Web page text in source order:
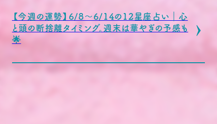
【今週の運勢】6/8〜6/14の12星座占い｜心
と頭の断捨離タイミング。週末は華やぎの予感も
🌟